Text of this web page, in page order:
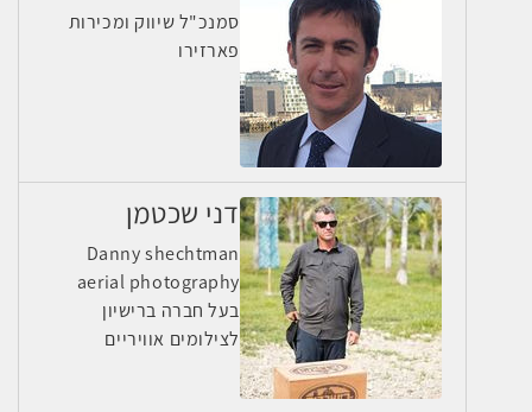
סמנכ"ל שיווק ומכירות
פארזירו
דני שכטמן
Danny shechtman
aerial photography
בעל חברה ברישיון
לצילומים אוויריים